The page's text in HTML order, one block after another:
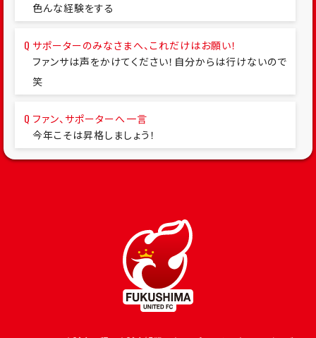
色んな経験をする
サポーターのみなさまへ、これだけはお願い！
ファンサは声をかけてください！自分からは行けないので
笑
ファン、サポーターへ一言
今年こそは昇格しましょう！